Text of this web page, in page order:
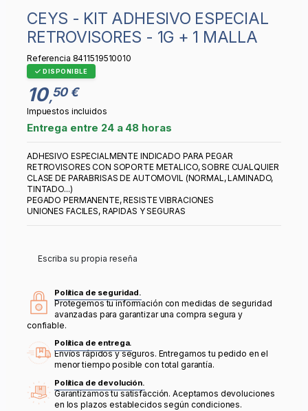
CEYS - KIT ADHESIVO ESPECIAL
RETROVISORES - 1G + 1 MALLA
Referencia 8411519510010
DISPONIBLE
10,50 €
Impuestos incluidos
Entrega entre 24 a 48 horas
ADHESIVO ESPECIALMENTE INDICADO PARA PEGAR
RETROVISORES CON SOPORTE METALICO, SOBRE CUALQUIER
CLASE DE PARABRISAS DE AUTOMOVIL (NORMAL, LAMINADO,
TINTADO...)
PEGADO PERMANENTE, RESISTE VIBRACIONES
UNIONES FACILES, RAPIDAS Y SEGURAS
Escriba su propia reseña
Política de seguridad.
Protegemos tu información con medidas de seguridad
avanzadas para garantizar una compra segura y
confiable.
Política de entrega.
Envíos rápidos y seguros. Entregamos tu pedido en el
menor tiempo posible con total garantía.
Política de devolución.
Garantizamos tu satisfacción. Aceptamos devoluciones
en los plazos establecidos según condiciones.